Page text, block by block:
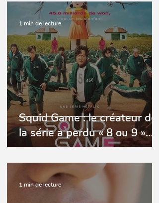
Squid Game : le créateur de
la série a perdu « 8 ou 9 »
dents à cause du stress
1 min de lecture
1 min de lecture